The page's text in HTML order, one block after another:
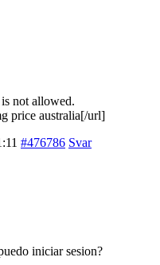
not allowed.
price australia[/url]
#476786 Svar
iniciar sesion?